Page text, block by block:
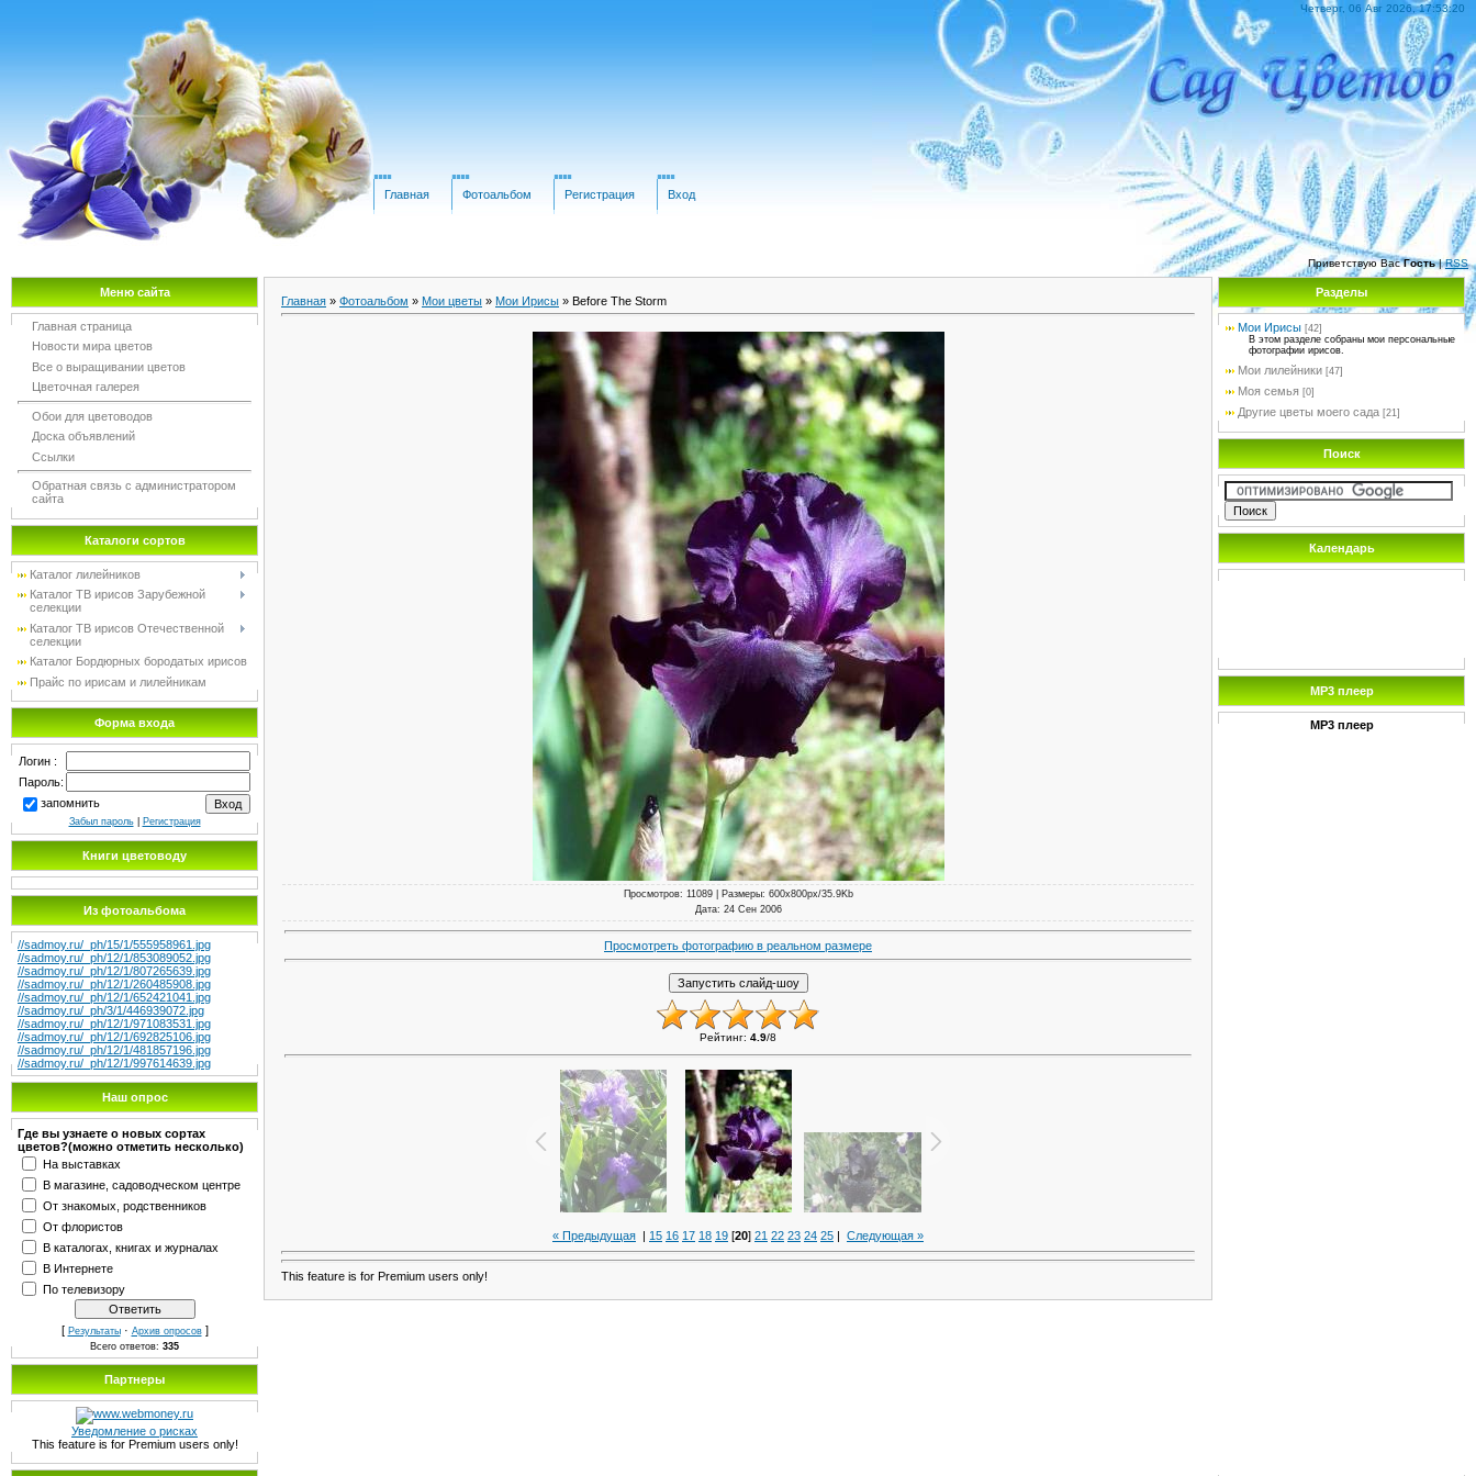
Четверг, 06 Авг 2026, 17:53:20
Главная Фотоальбом Регистрация Вход
Приветствую Вас Гость|RSS
Меню сайта
Главная страница
Новости мира цветов
Все о выращивании цветов
Цветочная галерея
Обои для цветоводов
Доска объявлений
Ссылки
Обратная связь с администратором
сайта
Каталоги сортов
Каталог лилейников
Каталог TB ирисов Зарубежной
селекции
Каталог TB ирисов Отечественной
селекции
Каталог Бордюрных бородатых ирисов
Прайс по ирисам и лилейникам
Форма входа
Логин :
Пароль:
запомнить
Забыл пароль| Регистрация
Книги цветоводу
Из фотоальбома
//sadmoy.ru/_ph/15/1/555958961.jpg
//sadmoy.ru/_ph/12/1/853089052.jpg
//sadmoy.ru/_ph/12/1/807265639.jpg
//sadmoy.ru/_ph/12/1/260485908.jpg
//sadmoy.ru/_ph/12/1/652421041.jpg
//sadmoy.ru/_ph/3/1/446939072.jpg
//sadmoy.ru/_ph/12/1/971083531.jpg
//sadmoy.ru/_ph/12/1/692825106.jpg
//sadmoy.ru/_ph/12/1/481857196.jpg
//sadmoy.ru/_ph/12/1/997614639.jpg
Наш опрос
Где вы узнаете о новых сортах
цветов?(можно отметить несколько)
На выставках
В магазине, садоводческом центре
От знакомых, родственников
От флористов
В каталогах, книгах и журналах
В Интернете
По телевизору
[ Результаты· Архив опросов]
Всего ответов: 335
Партнеры
Уведомление о рисках
This feature is for Premium users only!
Главная » Фотоальбом » Мои цветы » Мои Ирисы » Before The Storm
Просмотров: 11089 | Размеры: 600x800px/35.9Kb
Дата: 24 Сен 2006
Просмотреть фотографию в реальном размере
Рейтинг: 4.9/8
« Предыдущая | 15 16 17 18 19 [20] 21 22 23 24 25 | Следующая »
This feature is for Premium users only!
Разделы
Мои Ирисы [42]
В этом разделе собраны мои персональные
фотографии ирисов.
Мои лилейники [47]
Моя семья [0]
Другие цветы моего сада [21]
Поиск
Календарь
MP3 плеер
MP3 плеер